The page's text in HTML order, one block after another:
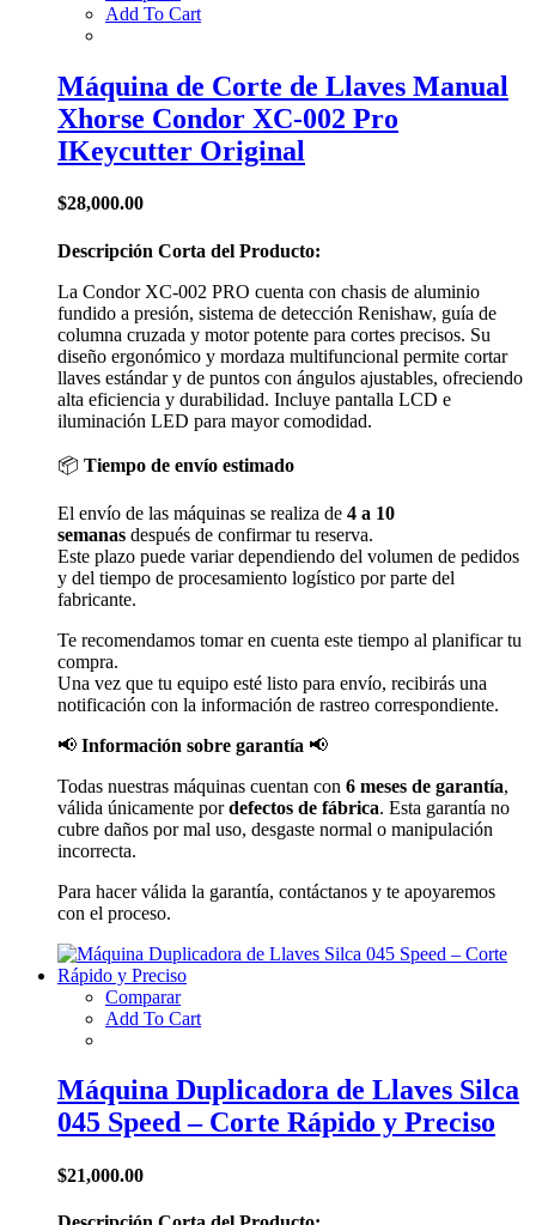
Add To Cart
Máquina de Corte de Llaves Manual
Xhorse Condor XC-002 Pro
IKeycutter Original
$28,000.00
Descripción Corta del Producto:
La Condor XC-002 PRO cuenta con chasis de aluminio
fundido a presión, sistema de detección Renishaw, guía de
columna cruzada y motor potente para cortes precisos. Su
diseño ergonómico y mordaza multifuncional permite cortar
llaves estándar y de puntos con ángulos ajustables, ofreciendo
alta eficiencia y durabilidad. Incluye pantalla LCD e
iluminación LED para mayor comodidad.
📦 Tiempo de envío estimado
El envío de las máquinas se realiza de 4 a 10
semanas después de confirmar tu reserva.
Este plazo puede variar dependiendo del volumen de pedidos
y del tiempo de procesamiento logístico por parte del
fabricante.
Te recomendamos tomar en cuenta este tiempo al planificar tu
compra.
Una vez que tu equipo esté listo para envío, recibirás una
notificación con la información de rastreo correspondiente.
📢 Información sobre garantía 📢
Todas nuestras máquinas cuentan con 6 meses de garantía,
válida únicamente pordefectos de fábrica. Esta garantía no
cubre daños por mal uso, desgaste normal o manipulación
incorrecta.
Para hacer válida la garantía, contáctanos y te apoyaremos
con el proceso.
Comparar
Add To Cart
Máquina Duplicadora de Llaves Silca
045 Speed – Corte Rápido y Preciso
$21,000.00